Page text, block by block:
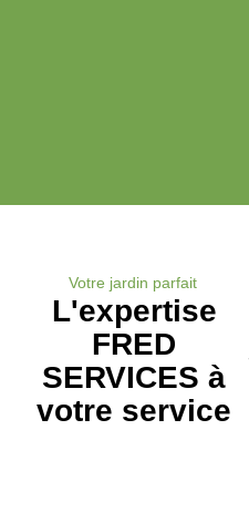
Votre jardin parfait
L'expertise
FRED
SERVICES à
votre service